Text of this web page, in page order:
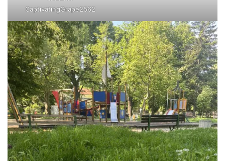
CaptivatingGrape2562